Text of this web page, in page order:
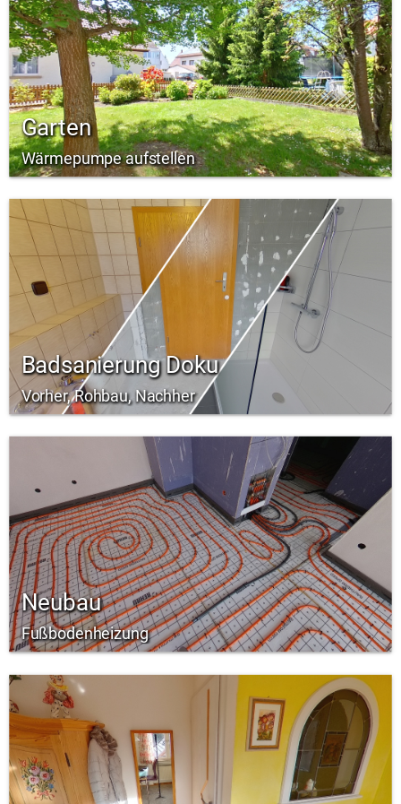
Garten
Wärmepumpe aufstellen
Badsanierung Doku
Vorher, Rohbau, Nachher
Neubau
Fußbodenheizung